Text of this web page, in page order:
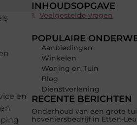
en
INHOUDSOPGAVE
Veelgestelde vragen
POPULAIRE
Aanbiedingen
Winkelen
Woning en Tuin
Blog
Dienstverlening
RECENTE BERICHTEN
Onderhoud van een grote
hoveniersbedrijf in Etten-